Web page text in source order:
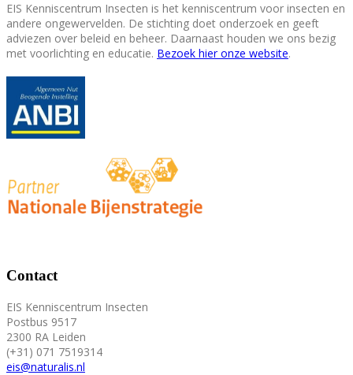
EIS Kenniscentrum Insecten is het kenniscentrum voor insecten en
andere ongewervelden. De stichting doet onderzoek en geeft
adviezen over beleid en beheer. Daarnaast houden we ons bezig
met voorlichting en educatie. Bezoek hier onze website.
Contact
EIS Kenniscentrum Insecten
Postbus 9517
2300 RA Leiden
(+31) 071 7519314
eis@naturalis.nl